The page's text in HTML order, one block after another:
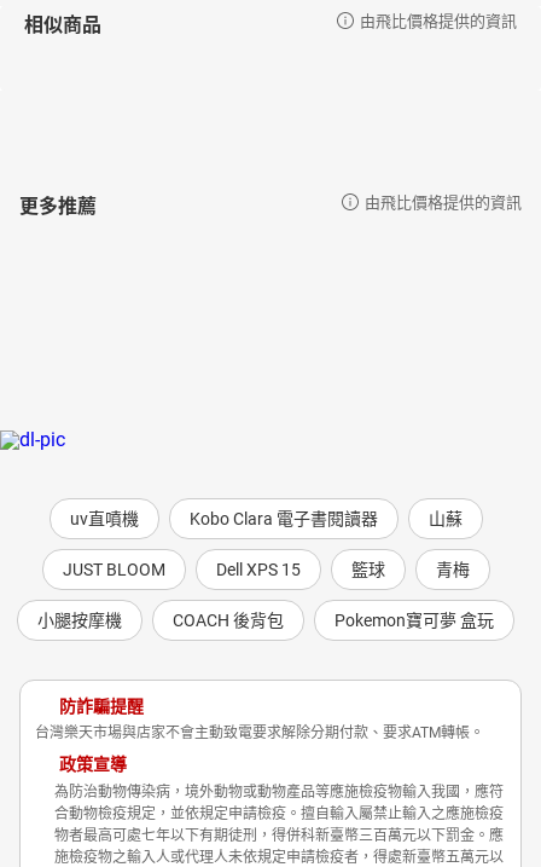
相似商品 由飛比價格提供的資訊
更多推薦 由飛比價格提供的資訊
uv直噴機 Kobo Clara 電子書閱讀器 山蘇
JUST BLOOM Dell XPS 15 籃球 青梅
小腿按摩機 COACH 後背包 Pokemon寶可夢 盒玩
防詐騙提醒
台灣樂天市場與店家不會主動致電要求解除分期付款、要求ATM轉帳。
政策宣導
為防治動物傳染病，境外動物或動物產品等應施檢疫物輸入我國，應符
合動物檢疫規定，並依規定申請檢疫。擅自輸入屬禁止輸入之應施檢疫
物者最高可處七年以下有期徒刑，得併科新臺幣三百萬元以下罰金。應
施檢疫物之輸入人或代理人未依規定申請檢疫者，得處新臺幣五萬元以